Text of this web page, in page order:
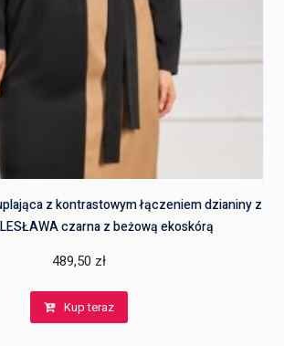
z kontrastowym łączeniem dzianiny z
czarna z beżową ekoskórą
489,50 zł
Kup teraz